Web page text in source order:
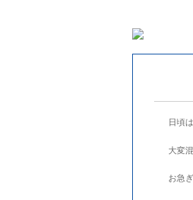
日頃
大変
お急